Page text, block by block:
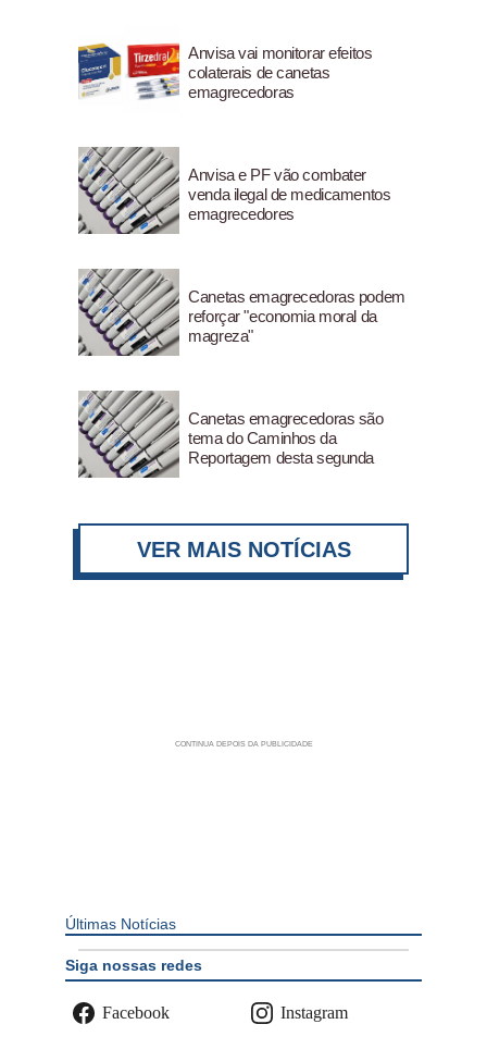
Anvisa vai monitorar efeitos
colaterais de canetas
emagrecedoras
Anvisa e PF vão combater
venda ilegal de medicamentos
emagrecedores
Canetas emagrecedoras podem
reforçar "economia moral da
magreza"
Canetas emagrecedoras são
tema do Caminhos da
Reportagem desta segunda
VER MAIS NOTÍCIAS
Últimas Notícias
Siga nossas redes
Facebook Instagram